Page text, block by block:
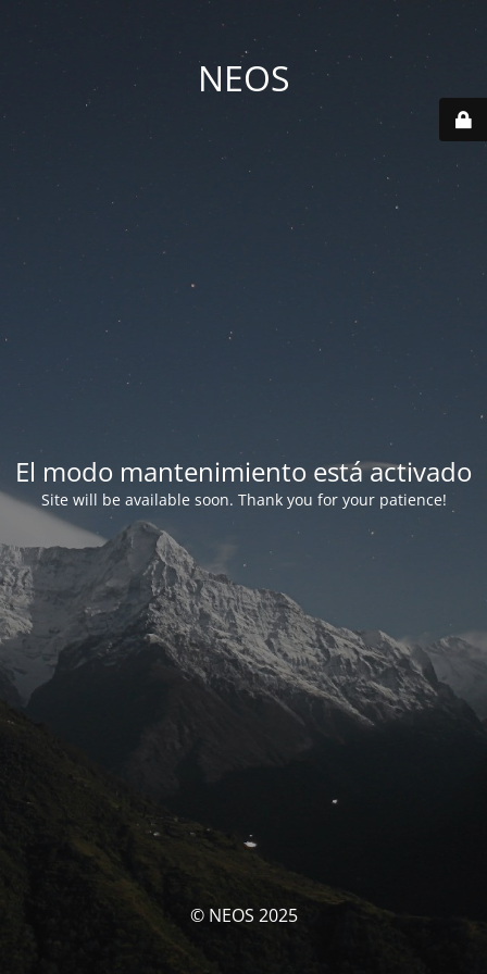
NEOS
El modo mantenimiento está activado
Site will be available soon. Thank you for your patience!
© NEOS 2025